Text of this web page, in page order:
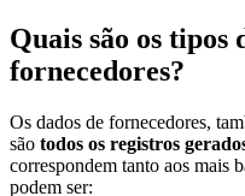
Quais são os tipos
fornecedores?
Os dados de fornecedores,
são todos os registros
correspondem tanto aos mais
podem ser: